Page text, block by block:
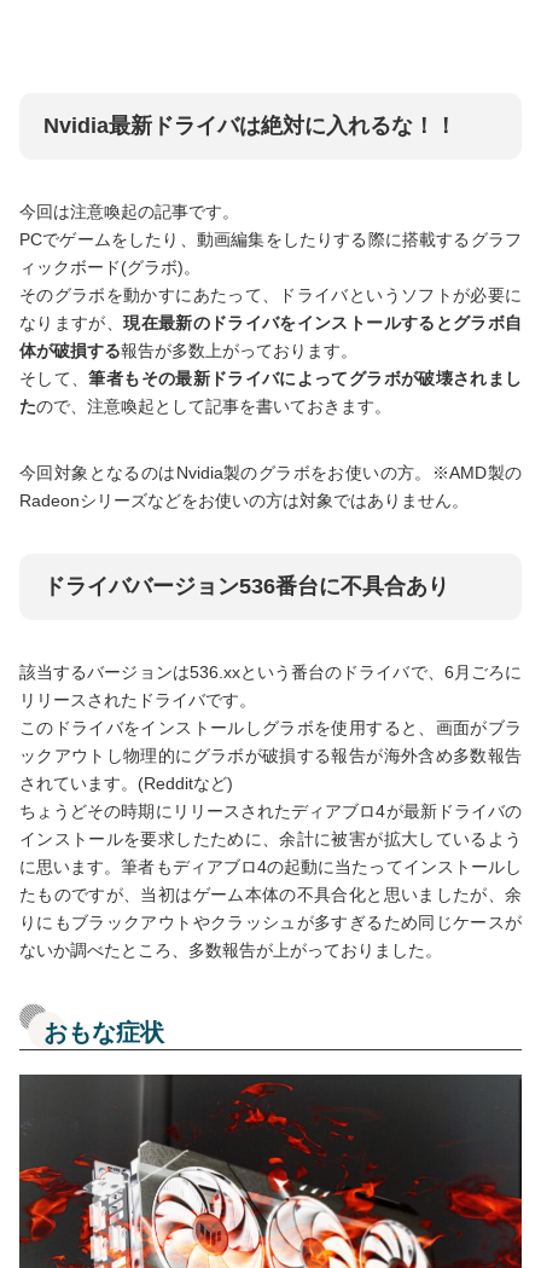
Nvidia最新ドライバは絶対に入れるな！！
今回は注意喚起の記事です。
PCでゲームをしたり、動画編集をしたりする際に搭載するグラフ
ィックボード(グラボ)。
そのグラボを動かすにあたって、ドライバというソフトが必要に
なりますが、現在最新のドライバをインストールするとグラボ自
体が破損する報告が多数上がっております。
そして、筆者もその最新ドライバによってグラボが破壊されまし
たので、注意喚起として記事を書いておきます。
今回対象となるのはNvidia製のグラボをお使いの方。※AMD製の
Radeonシリーズなどをお使いの方は対象ではありません。
ドライババージョン536番台に不具合あり
該当するバージョンは536.xxという番台のドライバで、6月ごろに
リリースされたドライバです。
このドライバをインストールしグラボを使用すると、画面がブラ
ックアウトし物理的にグラボが破損する報告が海外含め多数報告
されています。(Redditなど)
ちょうどその時期にリリースされたディアブロ4が最新ドライバの
インストールを要求したために、余計に被害が拡大しているよう
に思います。筆者もディアブロ4の起動に当たってインストールし
たものですが、当初はゲーム本体の不具合化と思いましたが、余
りにもブラックアウトやクラッシュが多すぎるため同じケースが
ないか調べたところ、多数報告が上がっておりました。
おもな症状